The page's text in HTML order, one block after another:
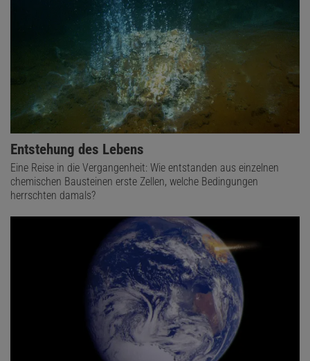
Entstehung des Lebens
Eine Reise in die Vergangenheit: Wie entstanden aus einzelnen
chemischen Bausteinen erste Zellen, welche Bedingungen
herrschten damals?